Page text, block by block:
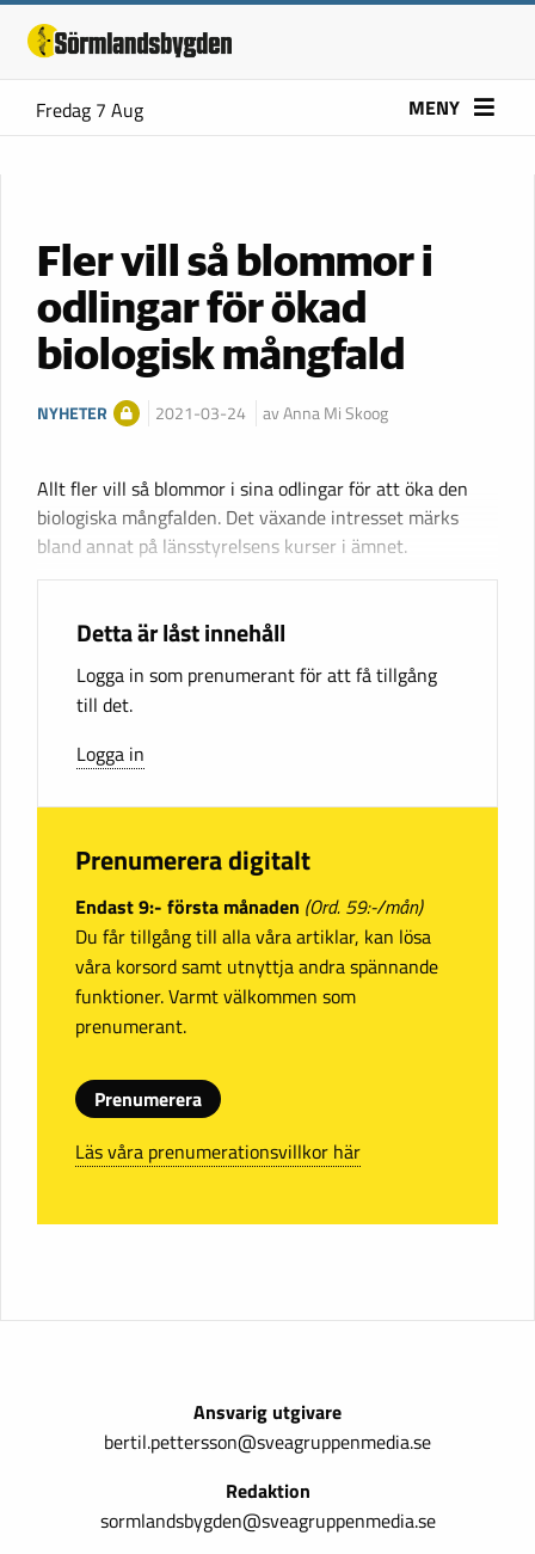
Fredag 7 Aug MENY
Fler vill så blommor i
odlingar för ökad
biologisk mångfald
NYHETER 2021-03-24 av Anna Mi Skoog
Allt fler vill så blommor i sina odlingar för att öka den
biologiska mångfalden. Det växande intresset märks
bland annat på länsstyrelsens kurser i ämnet.
Detta är låst innehåll
Logga in som prenumerant för att få tillgång
till det.
Logga in
Prenumerera digitalt
Endast 9:- första månaden (Ord. 59:-/mån)
Du får tillgång till alla våra artiklar, kan lösa
våra korsord samt utnyttja andra spännande
funktioner. Varmt välkommen som
prenumerant.
Prenumerera
Läs våra prenumerationsvillkor här
Ansvarig utgivare
bertil.pettersson@sveagruppenmedia.se
Redaktion
sormlandsbygden@sveagruppenmedia.se